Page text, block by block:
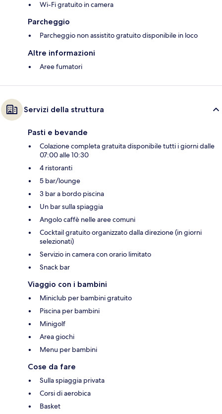
Wi-Fi gratuito in camera
Parcheggio
Parcheggio non assistito gratuito disponibile in loco
Altre informazioni
Aree fumatori
Servizi della struttura
Pasti e bevande
Colazione completa gratuita disponibile tutti i giorni dalle
07:00 alle 10:30
4 ristoranti
5 bar/lounge
3 bar a bordo piscina
Un bar sulla spiaggia
Angolo caffè nelle aree comuni
Cocktail gratuito organizzato dalla direzione (in giorni
selezionati)
Servizio in camera con orario limitato
Snack bar
Viaggio con i bambini
Miniclub per bambini gratuito
Piscina per bambini
Minigolf
Area giochi
Menu per bambini
Cose da fare
Sulla spiaggia privata
Corsi di aerobica
Basket